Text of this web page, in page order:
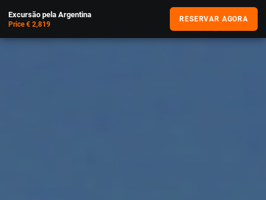
Excursão pela Argentina
Price € 2,819
RESERVAR AGORA